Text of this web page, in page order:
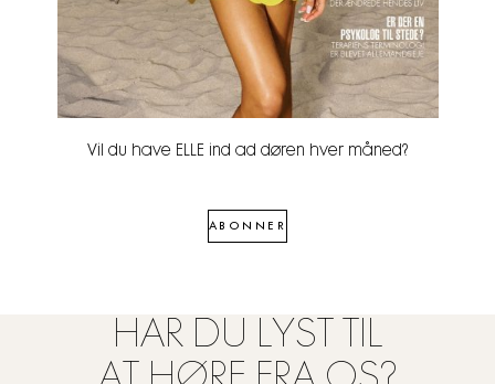
Vil du have ELLE ind ad døren hver måned?
ABONNER
HAR DU LYST TIL